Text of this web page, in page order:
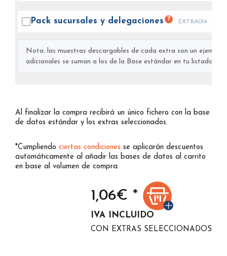
Pack sucursales y delegaciones ? EXTRA014
Nota: las muestras descargables de cada extra son un
adicionales se suman a los de la Base estándar en tu listado
Al finalizar la compra recibirá un único fichero con la base
de datos estándar y los extras seleccionados.
*Cumpliendo ciertas condiciones se aplicarán descuentos
automáticamente al añadir las bases de datos al carrito
en base al volumen de compra.
1,06€ *
IVA INCLUIDO
CON EXTRAS SELECCIONADOS